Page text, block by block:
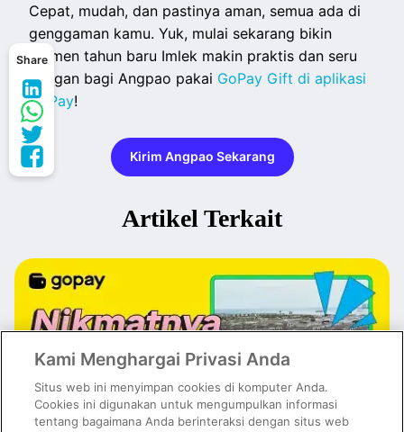
Share
Cepat, mudah, dan pastinya aman, semua ada di
genggaman kamu. Yuk, mulai sekarang bikin
momen tahun baru Imlek makin praktis dan seru
dengan bagi Angpao pakai GoPay Gift di aplikasi
GoPay!
Kirim Angpao Sekarang
Artikel Terkait
Kami Menghargai Privasi Anda
Situs web ini menyimpan cookies di komputer Anda.
Cookies ini digunakan untuk mengumpulkan informasi
tentang bagaimana Anda berinteraksi dengan situs web